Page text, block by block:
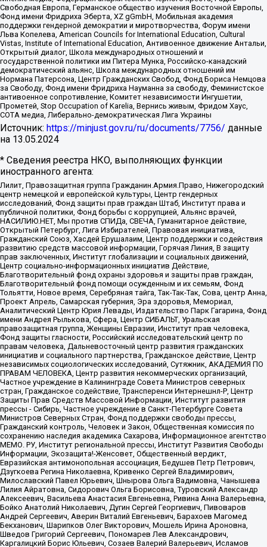
Свободная Европа, Германское общество изучения Восточной Европы,
Фонд имени Фридриха Эберта, XZ gGmbH, Мобильная академия
поддержки гендерной демократии и миротворчества, Форум имени
Льва Копелева, American Councils for International Education, Cultural
Vistas, Institute of International Education, Антивоенное движение Антальи,
Открытый диалог, Школа международных отношений и
государственной политики им Питера Мунка, Российско-канадский
демократический альянс, Школа международных отношений им
Нормана Патерсона, Центр Гражданских Свобод, Фонд Бориса Немцова
за Свободу, Фонд имени Фридриха Науманна за свободу, Феминистское
антивоенное сопротивление, Комитет независимости Ингушетии,
Прометей, Stop Occupation of Karelia, Вернись живым, Фридом Хаус,
СОТА медиа, Либерально-демократическая Лига Украины
Источник: https://minjust.gov.ru/ru/documents/7756/ данные
на 13.05.2024
* Сведения реестра НКО, выполняющих функции
иностранного агента:
Лилит, Правозащитная группа Гражданин.Армия.Право, Нижегородский
центр немецкой и европейской культуры, Центр гендерных
исследований, Фонд защиты прав граждан Штаб, Институт права и
публичной политики, Фонд борьбы с коррупцией, Альянс врачей,
НАСИЛИЮ.НЕТ, Мы против СПИДа, СВЕЧА, Гуманитарное действие,
Открытый Петербург, Лига Избирателей, Правовая инициатива,
Гражданский Союз, Хасдей Ерушалаим, Центр поддержки и содействия
развитию средств массовой информации, Горячая Линия, В защиту
прав заключенных, Институт глобализации и социальных движений,
Центр социально-информационных инициатив Действие,
Благотворительный фонд охраны здоровья и защиты прав граждан,
Благотворительный фонд помощи осужденным и их семьям, Фонд
Тольятти, Новое время, Серебряная тайга, Так-Так-Так, Сова, центр Анна,
Проект Апрель, Самарская губерния, Эра здоровья, Мемориал,
Аналитический Центр Юрия Левады, Издательство Парк Гагарина, Фонд
имени Андрея Рылькова, Сфера, Центр СИБАЛЬТ, Уральская
правозащитная группа, Женщины Евразии, Институт прав человека,
Фонд защиты гласности, Российский исследовательский центр по
правам человека, Дальневосточный центр развития гражданских
инициатив и социального партнерства, Гражданское действие, Центр
независимых социологических исследований, Сутяжник, АКАДЕМИЯ ПО
ПРАВАМ ЧЕЛОВЕКА, Центр развития некоммерческих организаций,
Частное учреждение в Калининграде Совета Министров северных
стран, Гражданское содействие, Трансперенси Интернешнл-Р, Центр
Защиты Прав Средств Массовой Информации, Институт развития
прессы - Сибирь, Частное учреждение в Санкт-Петербурге Совета
Министров Северных Стран, Фонд поддержки свободы прессы,
Гражданский контроль, Человек и Закон, Общественная комиссия по
сохранению наследия академика Сахарова, Информационное агентство
МЕМО. РУ, Институт региональной прессы, Институт Развития Свободы
Информации, Экозащита!-Женсовет, Общественный вердикт,
Евразийская антимонопольная ассоциация, Бедушев Петр Петрович,
Дзугкоева Регина Николаевна, Кривенко Сергей Владимирович,
Милославский Павел Юрьевич, Шнырова Ольга Вадимовна, Чанышева
Лилия Айратовна, Сидорович Ольга Борисовна, Туровский Александр
Алексеевич, Васильева Анастасия Евгеньевна, Ривина Анна Валерьевна,
Бойко Анатолий Николаевич, Дугин Сергей Георгиевич, Пивоваров
Андрей Сергеевич, Аверин Виталий Евгеньевич, Барахоев Магомед
Бекханович, Шарипков Олег Викторович, Мошель Ирина Ароновна,
Шведов Григорий Сергеевич, Пономарев Лев Александрович,
Каргалицкий Борис Юльевич, Созаев Валерий Валерьевич, Исламов